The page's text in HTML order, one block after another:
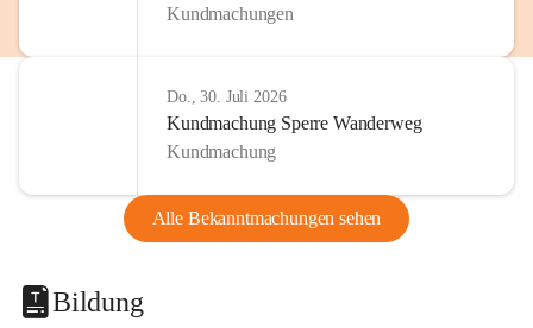
Kundmachungen
Do., 30. Juli 2026
Kundmachung Sperre Wanderweg
Kundmachung
Alle Bekanntmachungen sehen
Bildung